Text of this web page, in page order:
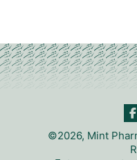
©2026, Mint